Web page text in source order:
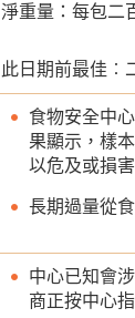
淨重量：每包二
此日期前最佳︰
食物安全中
果顯示，樣
以危及或損
長期過量從
中心已知會
商正按中心